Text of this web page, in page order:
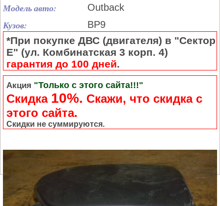
Модель авто: Outback
Кузов: BP9
*При покупке ДВС (двигателя) в "Сектор
Е" (ул. Комбинатская 3 корп. 4)
гарантия до 100 дней.
Акция "Только с этого сайта!!!"
Скидка 10%. Cкажи, что скидка с
этого сайта.
Скидки не суммируются.